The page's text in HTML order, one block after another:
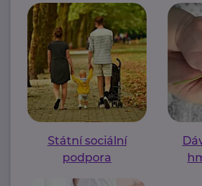
Státní sociální
podpora